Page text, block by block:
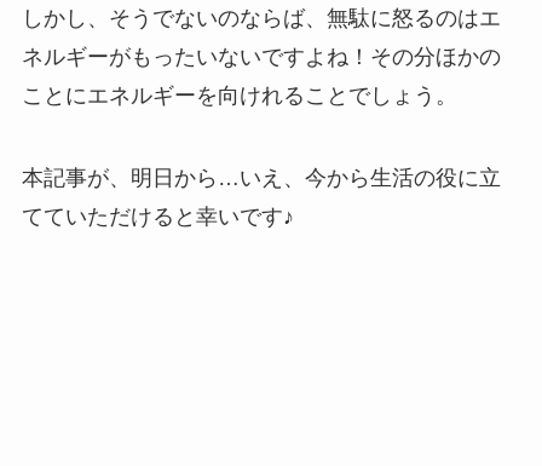
しかし、そうでないのならば、無駄に怒るのはエ
ネルギーがもったいないですよね！その分ほかの
ことにエネルギーを向けれることでしょう。
本記事が、明日から…いえ、今から生活の役に立
てていただけると幸いです♪